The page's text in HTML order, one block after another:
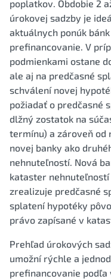
poplatkov. Obdobie 2
úrokovej sadzby je
aktuálnych ponúk
prefinancovanie. V
podmienkami ostane
ale aj na predčasné
schválení novej
požiadať o predčasné
dlžný zostatok na
termínu) a zároveň od
novej banky ako
nehnuteľností. Nová
kataster
zrealizuje predčasné
splatení hypotéky
právo zapísané v
Prehľad úrokových
umožní rýchle a
prefinancovanie